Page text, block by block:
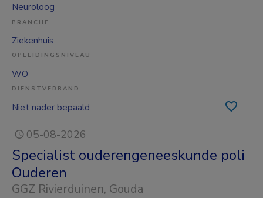
Neuroloog
BRANCHE
Ziekenhuis
OPLEIDINGSNIVEAU
WO
DIENSTVERBAND
Niet nader bepaald
05-08-2026
Specialist ouderengeneeskunde poli
Ouderen
GGZ Rivierduinen, Gouda